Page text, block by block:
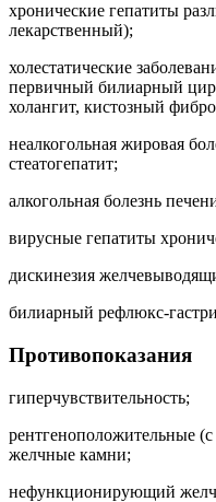
хронические гепатиты
лекарственный);
холестатические
первичный билиарный
холангит, кистозный
неалкогольная жировая
стеатогепатит;
алкогольная болезнь
вирусные гепатиты
дискинезия
билиарный рефлюкс-
Противопоказания
гиперчувствительность;
рентгеноположительные
желчные камни;
нефункционирующий